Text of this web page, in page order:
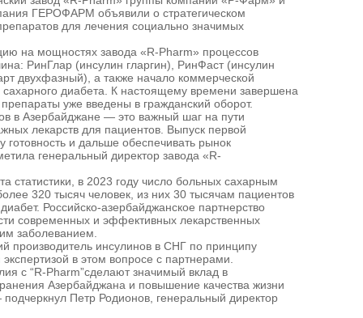
ГЕРОФАРМ объявили о стратегическом
для лечения социально значимых
на мощностях завода «R-Pharm» процессов
РинГлар (инсулин гларгин), РинФаст (инсулин
двухфазный), а также начало коммерческой
диабета. К настоящему времени завершена
уже введены в гражданский оборот.
в Азербайджане — это важный шаг на пути
лекарств для пациентов. Выпуск первой
и дальше обеспечивать рынок
генеральный директор завода «R-
статистики, в 2023 году число больных сахарным
320 тысяч человек, из них 30 тысячам пациентов
Российско-азербайджанское партнерство
современных и эффективных лекарственных
заболеванием.
инсулинов в СНГ по принципу
в этом вопросе с партнерами.
с “R-Pharm”сделают значимый вклад в
Азербайджана и повышение качества жизни
Петр Родионов, генеральный директор